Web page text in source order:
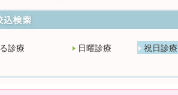
診療 日曜診療 祝日診療